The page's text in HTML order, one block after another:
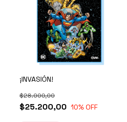
¡INVASIÓN!
$25.200,00
$28.000,00
10% OFF